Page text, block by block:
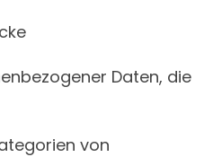
Daten, die
von